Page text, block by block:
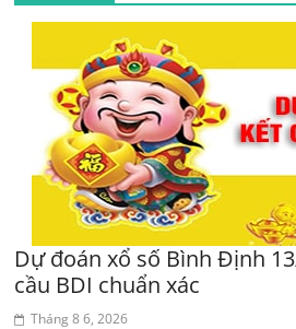
Dự đoán xổ số Bình Định
cầu BDI chuẩn xác
Tháng 8 6, 2026